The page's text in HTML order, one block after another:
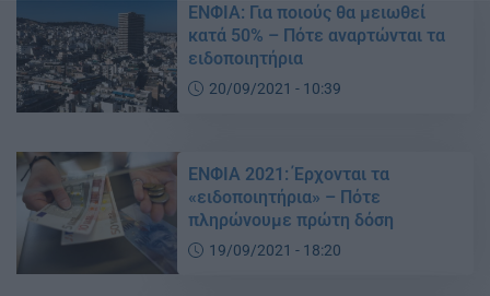
ΕΝΦΙΑ: Για ποιούς θα μειωθεί
κατά 50% – Πότε αναρτώνται τα
ειδοποιητήρια
20/09/2021 - 10:39
ΕΝΦΙΑ 2021: Έρχονται τα
«ειδοποιητήρια» – Πότε
πληρώνουμε πρώτη δόση
19/09/2021 - 18:20